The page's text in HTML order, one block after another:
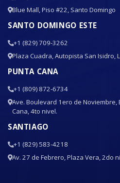
Blue Mall, Piso #22, Santo Domingo
SANTO DOMINGO ESTE
+1 (829) 709-3262
Plaza Cuadra, Autopista San Isidro,
PUNTA CANA
+1 (809) 872-6734
Ave. Boulevard 1ero de
Cana, 4to nivel.
SANTIAGO
+1 (829) 583-4218
Av. 27 de Febrero, Plaza Vera, 2do